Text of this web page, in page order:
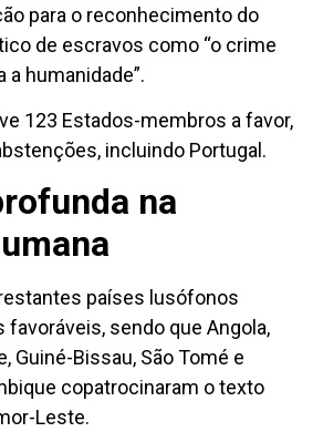
para o reconhecimento do
de escravos como “o crime
a humanidade”.
123 Estados-membros a favor,
incluindo Portugal.
na
países lusófonos
sendo que Angola,
Guiné-Bissau, São Tomé e
copatrocinaram o texto
Leste.